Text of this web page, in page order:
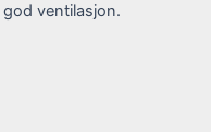
ventilasjon.